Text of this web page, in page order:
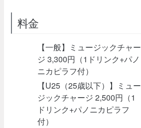
料金
【一般】ミュージックチャー
ジ 3,300円（1ドリンク+パノ
ニカピラフ付）
【U25（25歳以下）】ミュー
ジックチャージ 2,500円（1
ドリンク+パノニカピラフ
付）